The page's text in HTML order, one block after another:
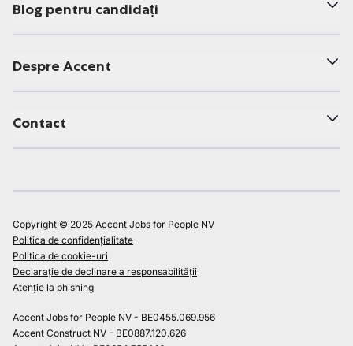
Blog pentru candidați
Despre Accent
Contact
Copyright © 2025 Accent Jobs for People NV
Politica de confidențialitate
Politica de cookie-uri
Declarație de declinare a responsabilității
Atenție la phishing
Accent Jobs for People NV - BE0455.069.956
Accent Construct NV - BE0887.120.626